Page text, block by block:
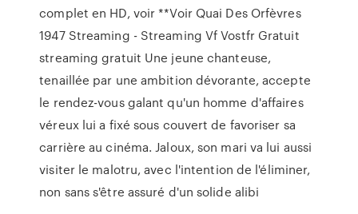
complet en HD, voir **Voir Quai Des Orfèvres
1947 Streaming - Streaming Vf Vostfr Gratuit
streaming gratuit Une jeune chanteuse,
tenaillée par une ambition dévorante, accepte
le rendez-vous galant qu'un homme d'affaires
véreux lui a fixé sous couvert de favoriser sa
carrière au cinéma. Jaloux, son mari va lui aussi
visiter le malotru, avec l'intention de l'éliminer,
non sans s'être assuré d'un solide alibi